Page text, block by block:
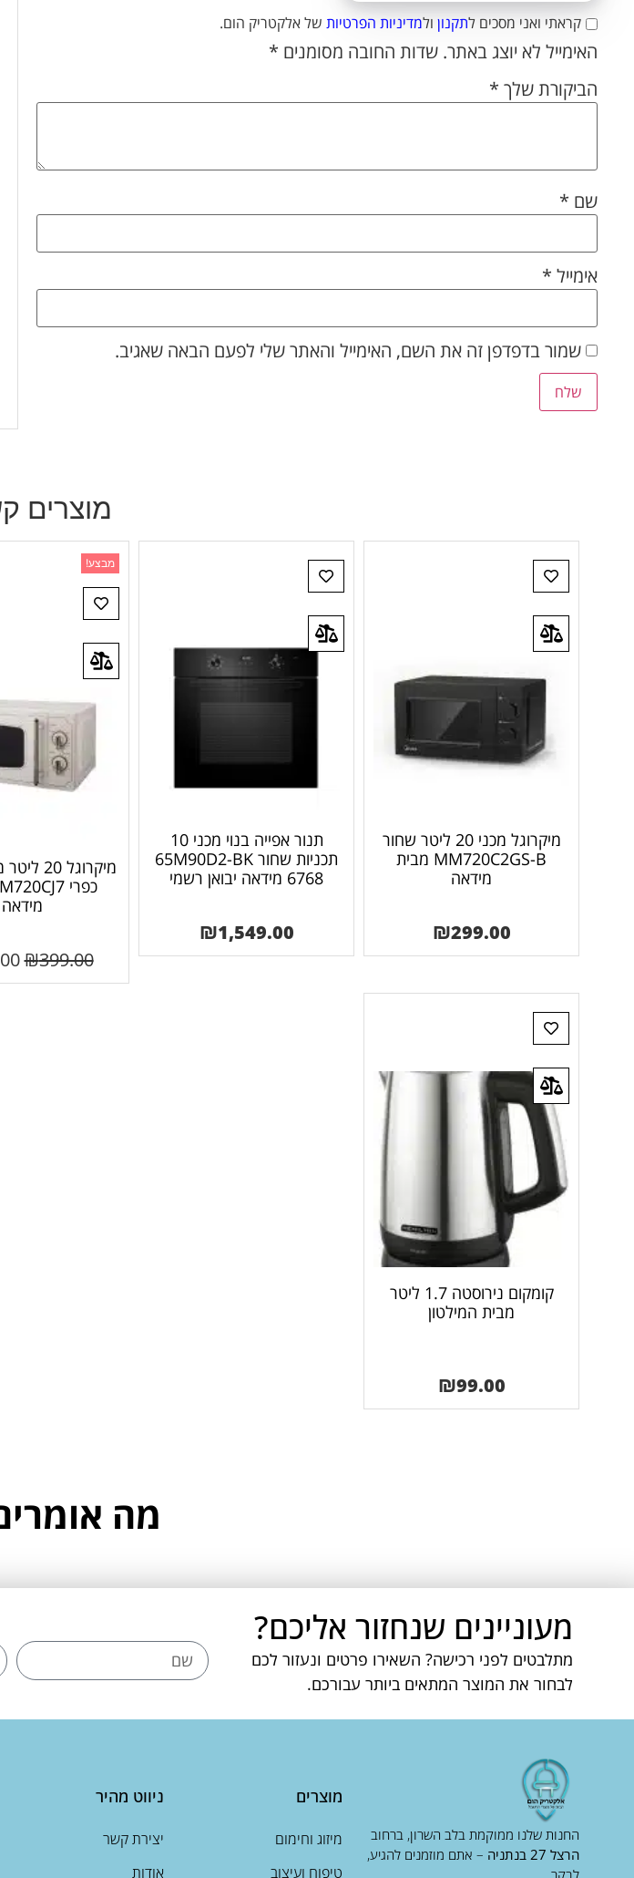
קראתי ואני מסכים לתקנון ולמדיניות הפרטיות של אלקטריק הום.
האימייל לא יוצג באתר. שדות החובה מסומנים *
הביקורת שלך *
שם *
אימייל *
שמור בדפדפן זה את השם, האימייל והאתר שלי לפעם הבאה שאגיב.
מוצרים
מיקרוגל מכני 20 ליטר שחור
MM720C2GS-B מבית
מידאה
₪299.00
תנור אפייה בנוי מכני 10
תכניות שחור 65M90D2-BK
6768 מידאה יבואן רשמי
₪1,549.00
מבצע!
מיקרוגל
מידאה
₪399.00
קומקום נירוסטה 1.7 ליטר
מבית המילטון
₪99.00
מה
מעוניינים שנחזור אליכם?
מתלבטים לפני רכישה? השאירו פרטים ונעזור לכם
לבחור את המוצר המתאים ביותר עבורכם.
החנות שלנו ממוקמת בלב השרון, ברחוב
הרצל 27 בנתניה
– אתם מוזמנים להגיע,
מוצרים
מיזוג וחימום
טיפוח ועיצוב
ניווט מהיר
יצירת קשר
אודות